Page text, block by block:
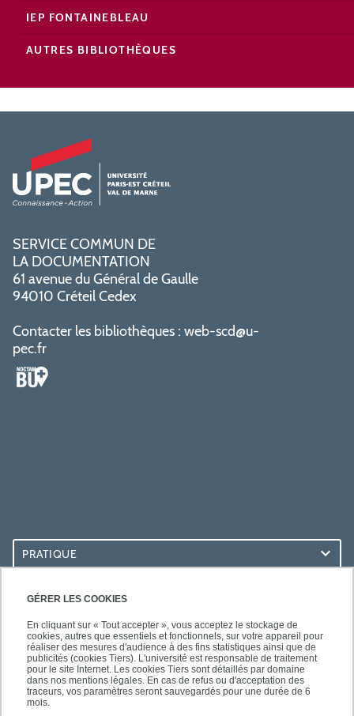
GÉRER LES COOKIES
En cliquant sur « Tout accepter », vous acceptez le stockage de
cookies, autres que essentiels et fonctionnels, sur votre appareil pour
réaliser des mesures d'audience à des fins statistiques ainsi que de
publicités (cookies Tiers). L'université est responsable de traitement
pour le site Internet. Les cookies Tiers sont détaillés par domaine
dans nos mentions légales. En cas de refus ou d'acceptation des
traceurs, vos paramètres seront sauvegardés pour une durée de 6
mois.
IEP FONTAINEBLEAU
AUTRES BIBLIOTHÈQUES
SERVICE COMMUN DE
LA DOCUMENTATION
61 avenue du Général de Gaulle
94010 Créteil Cedex
Contacter les bibliothèques : web-scd@u-
pec.fr
PRATIQUE
ACCÈS RAPIDES
LES BU SUR...